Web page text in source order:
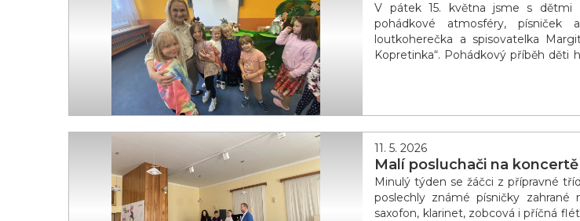
V pátek 15. května jsme s dětmi
pohádkové atmosféry, písniček
loutkoherečka a spisovatelka
Kopretinka“. Pohádkový příběh děti
11. 5. 2026
Malí posluchači na koncertě
Minulý týden se žáčci z přípravné
poslechly známé písničky zahrané
saxofon, klarinet, zobcová i příčná